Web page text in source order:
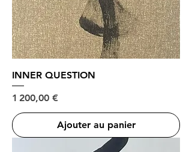
INNER QUESTION
Prix
1 200,00 €
Ajouter au panier